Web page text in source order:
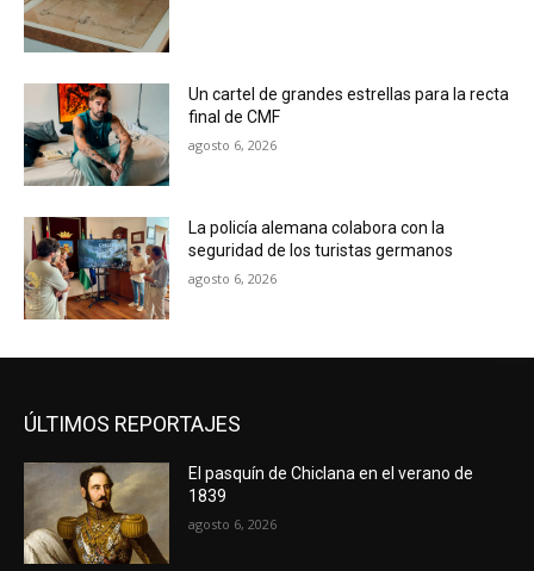
Un cartel de grandes estrellas para la recta
final de CMF
agosto 6, 2026
La policía alemana colabora con la
seguridad de los turistas germanos
agosto 6, 2026
ÚLTIMOS REPORTAJES
El pasquín de Chiclana en el verano de
1839
agosto 6, 2026